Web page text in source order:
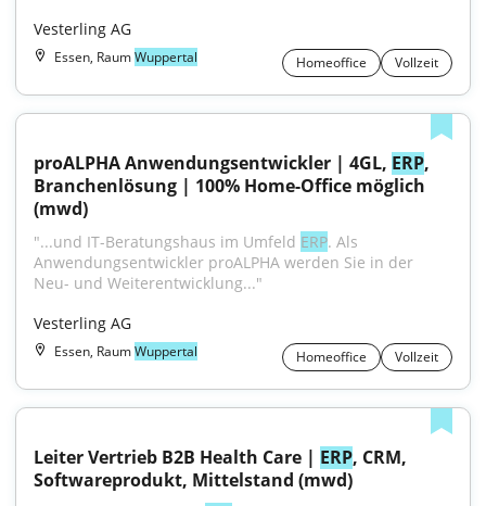
Vesterling AG
Essen, RaumWuppertal Homeoffice Vollzeit
proALPHA Anwendungsentwickler | 4GL, ERP,
Branchenlösung | 100% Home-Office möglich
(mwd)
"...und IT-Beratungshaus im Umfeld ERP. Als
Anwendungsentwickler proALPHA werden Sie in der
Neu- und Weiterentwicklung..."
Vesterling AG
Essen, RaumWuppertal Homeoffice Vollzeit
Leiter Vertrieb B2B Health Care | ERP, CRM,
Softwareprodukt, Mittelstand (mwd)